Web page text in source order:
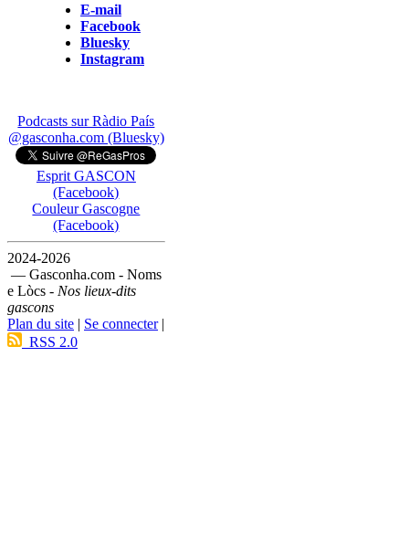
E-mail
Facebook
Bluesky
Instagram
Podcasts sur Ràdio País
@gasconha.com (Bluesky)
Esprit GASCON
(Facebook)
Couleur Gascogne
(Facebook)
2024-2026
— Gasconha.com - Noms
e Lòcs - Nos lieux-dits
gascons
Plan du site | Se connecter|
RSS 2.0